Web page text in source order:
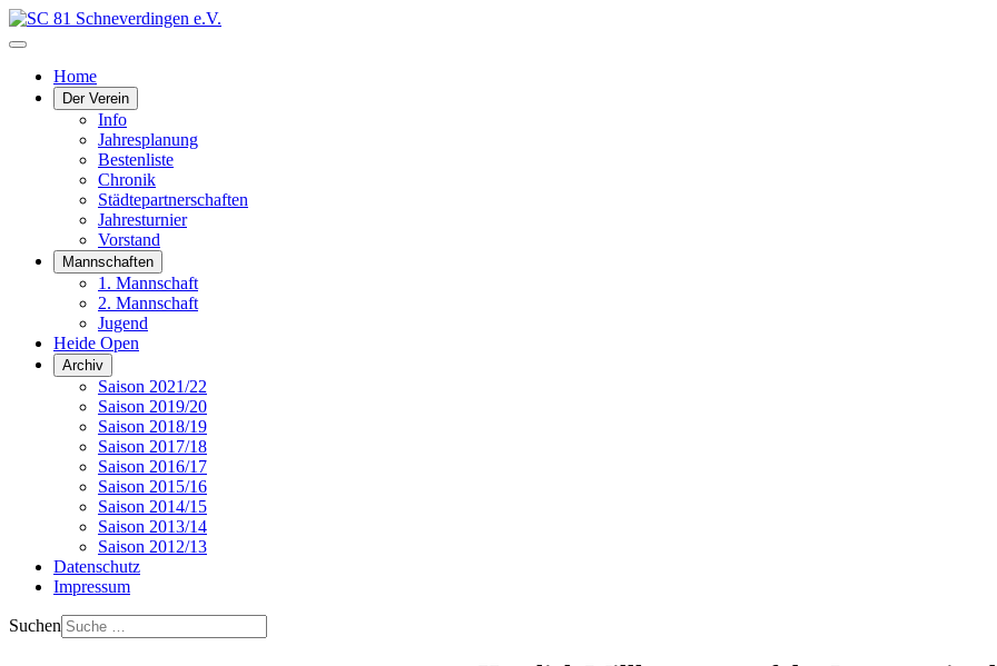
Home
Der Verein
Info
Jahresplanung
Bestenliste
Chronik
Städtepartnerschaften
Jahresturnier
Vorstand
Mannschaften
1. Mannschaft
2. Mannschaft
Jugend
Heide Open
Archiv
Saison 2021/22
Saison 2019/20
Saison 2018/19
Saison 2017/18
Saison 2016/17
Saison 2015/16
Saison 2014/15
Saison 2013/14
Saison 2012/13
Datenschutz
Impressum
Suchen